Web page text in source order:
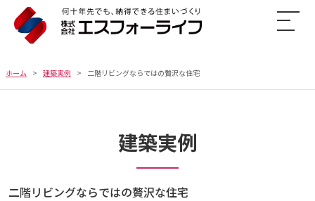
ホーム 建築実例 二階リビングならではの贅沢な住宅
建築実例
二階リビングならではの贅沢な住宅